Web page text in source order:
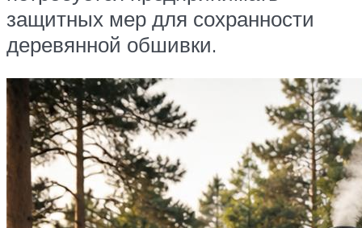
защитных мер для сохранности
деревянной обшивки.